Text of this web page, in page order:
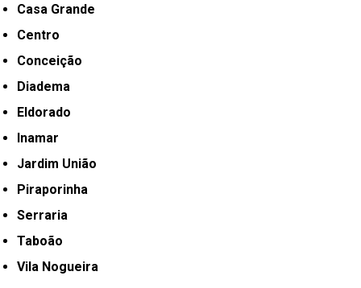
Casa Grande
Centro
Conceição
Diadema
Eldorado
Inamar
Jardim União
Piraporinha
Serraria
Taboão
Vila Nogueira